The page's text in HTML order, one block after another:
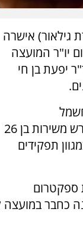
גילאור) אישרה
יו"ר המועצה
יפעת בן חי
חשמל
ואלקטרוניקה ותואר שני במשפטים. הוא פרש משירות בן 26
תפקידים
ספקטרום
במועצה